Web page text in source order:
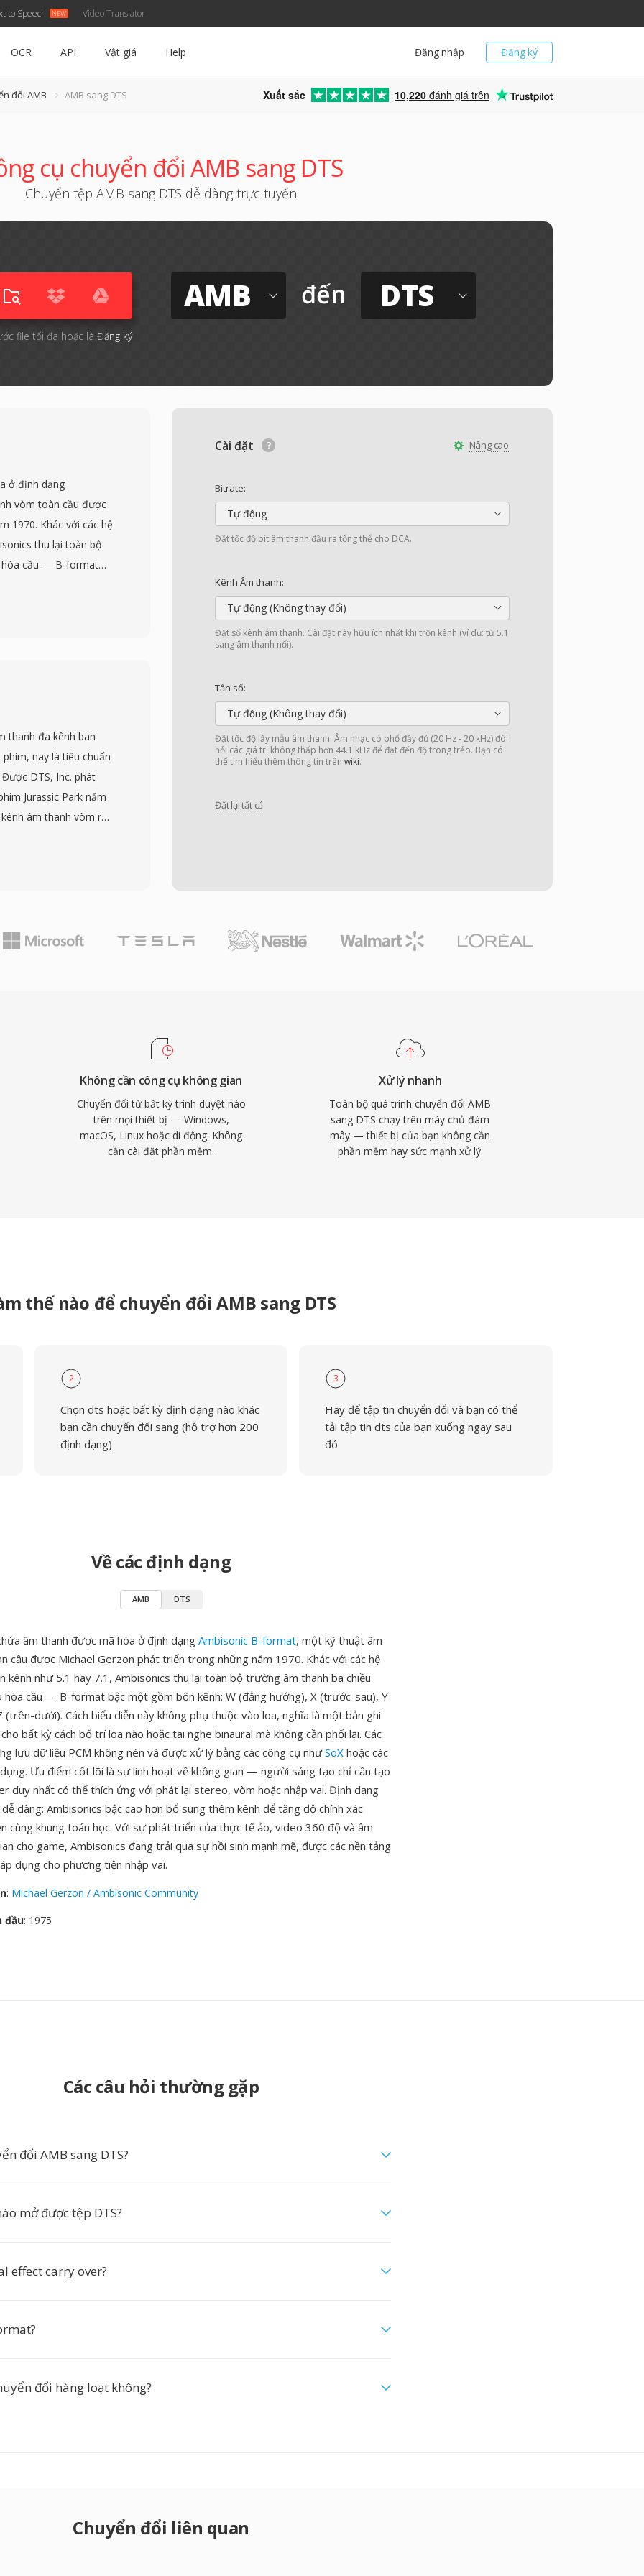
to Speech Video Translator
Đăng ký
Đăng nhập
OCR API Vật giá Help
đổi AMB AMB sang DTS Xuất sắc 10,220 đánh giá trên
cụ chuyển đổi AMB sang DTS
Chuyển tệp AMB sang DTS dễ dàng trực tuyến
file tối đa hoặc là Đăng ký
AMB đến DTS
Nâng cao
Cài đặt
Bitrate:
Tự động
Đặt tốc độ bit âm thanh đầu ra tổng thể cho DCA.
Kênh Âm thanh:
Tự động (Không thay đổi)
Đặt số kênh âm thanh. Cài đặt này hữu ích nhất khi trộn kênh (ví dụ: từ 5.1
sang âm thanh nổi).
Tần số:
Tự động (Không thay đổi)
Đặt tốc độ lấy mẫu âm thanh. Âm nhạc có phổ đầy đủ (20 Hz - 20 kHz) đòi
hỏi các giá trị không thấp hơn 44.1 kHz để đạt đến độ trong trẻo. Bạn có
thể tìm hiểu thêm thông tin trên wiki.
Đặt lại tất cả
ở định dạng
vòm toàn cầu được
1970. Khác với các hệ
thu lại toàn bộ
hòa cầu — B-format
sau), Y (trái-
cần tạo một tệp
Ambisonics bậc cao
không gian trên
thực tế ảo, video 360
đang trải qua
YouTube áp dụng
thanh đa kênh ban
nay là tiêu chuẩn
DTS, Inc. phát
Jurassic Park năm
âm thanh vòm rời
Khác với các
mở rộng DTS-HD
cho độ chính xác bit-
Với bất kỳ ai làm
tiện vật lý hoặc phát
đã được chứngKhông cần công cụ không gian
Chuyển đổi từ bất kỳ trình duyệt nào
trên mọi thiết bị — Windows,
macOS, Linux hoặc di động. Không
cần cài đặt phần mềm.
Xử lý nhanh
Toàn bộ quá trình chuyển đổi AMB
sang DTS chạy trên máy chủ đám
mây — thiết bị của bạn không cần
phần mềm hay sức mạnh xử lý.
thế nào để chuyển đổi AMB sang DTS
2
Chọn dts hoặc bất kỳ định dạng nào khác
bạn cần chuyển đổi sang (hỗ trợ hơn 200
định dạng)
3
Hãy để tập tin chuyển đổi và bạn có thể
tải tập tin dts của bạn xuống ngay sau
đó
Về các định dạng
AMB DTS
âm thanh được mã hóa ở định dạngAmbisonic B-format, một kỹ thuật âm
cầu được Michael Gerzon phát triển trong những năm 1970. Khác với các hệ
kênh như 5.1 hay 7.1, Ambisonics thu lại toàn bộ trường âm thanh ba chiều
hòa cầu — B-format bậc một gồm bốn kênh: W (đẳng hướng), X (trước-sau), Y
(trên-dưới). Cách biểu diễn này không phụ thuộc vào loa, nghĩa là một bản ghi
bất kỳ cách bố trí loa nào hoặc tai nghe binaural mà không cần phối lại. Các
lưu dữ liệu PCM không nén và được xử lý bằng các công cụ nhưSoX hoặc các
Ưu điểm cốt lõi là sự linh hoạt về không gian — người sáng tạo chỉ cần tạo
duy nhất có thể thích ứng với phát lại stereo, vòm hoặc nhập vai. Định dạng
dàng: Ambisonics bậc cao hơn bổ sung thêm kênh để tăng độ chính xác
cùng khung toán học. Với sự phát triển của thực tế ảo, video 360 độ và âm
cho game, Ambisonics đang trải qua sự hồi sinh mạnh mẽ, được các nền tảng
dụng cho phương tiện nhập vai.
: Michael Gerzon / Ambisonic Community
đầu: 1975
Các câu hỏi thường gặp
đổi AMB sang DTS?
mở được tệp DTS?
effect carry over?
đổi hàng loạt không?
Chuyển đổi liên quan